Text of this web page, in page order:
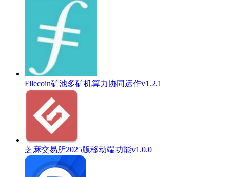
Filecoin矿池多矿机算力协同运作v1.2.1
芝麻交易所2025版移动端功能v1.0.0